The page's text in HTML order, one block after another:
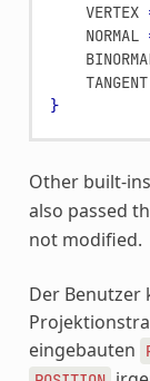
VERTEX
NORMAL
TANGENT
}
Other built-
also passed
not modified.
Der Benutzer
eingebauten